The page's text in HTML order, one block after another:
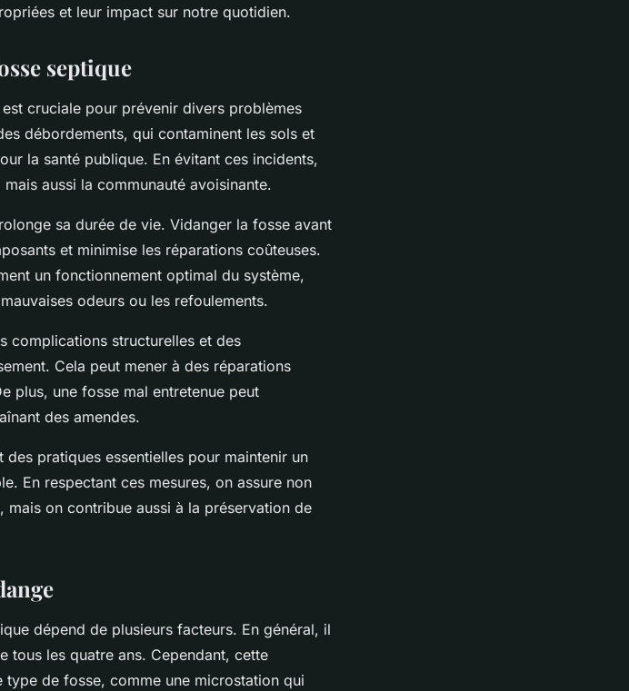
et leur impact sur notre quotidien.
septique
cruciale pour prévenir divers problèmes
débordements, qui contaminent les sols et
la santé publique. En évitant ces incidents,
aussi la communauté avoisinante.
sa durée de vie. Vidanger la fosse avant
et minimise les réparations coûteuses.
un fonctionnement optimal du système,
odeurs ou les refoulements.
complications structurelles et des
Cela peut mener à des réparations
plus, une fosse mal entretenue peut
des amendes.
pratiques essentielles pour maintenir un
En respectant ces mesures, on assure non
mais on contribue aussi à la préservation de
dépend de plusieurs facteurs. En général, il
tous les quatre ans. Cependant, cette
de fosse, comme une microstation qui